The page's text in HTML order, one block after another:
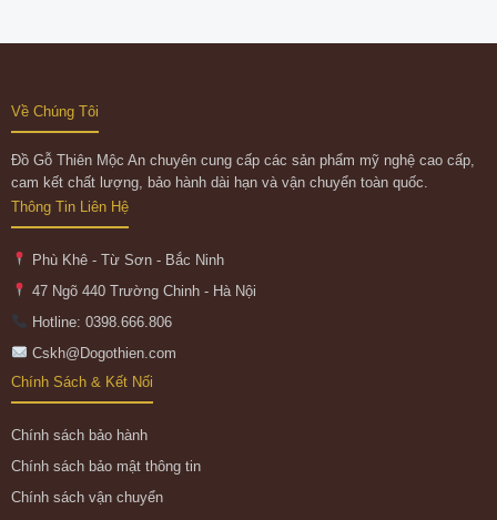
Về Chúng Tôi
Đồ Gỗ Thiên Mộc An chuyên cung cấp các sản phẩm mỹ nghệ cao cấp,
cam kết chất lượng, bảo hành dài hạn và vận chuyển toàn quốc.
Thông Tin Liên Hệ
Phù Khê - Từ Sơn - Bắc Ninh
47 Ngõ 440 Trường Chinh - Hà Nội
Hotline: 0398.666.806
Cskh@Dogothien.com
Chính Sách & Kết Nối
Chính sách bảo hành
Chính sách bảo mật thông tin
Chính sách vận chuyển